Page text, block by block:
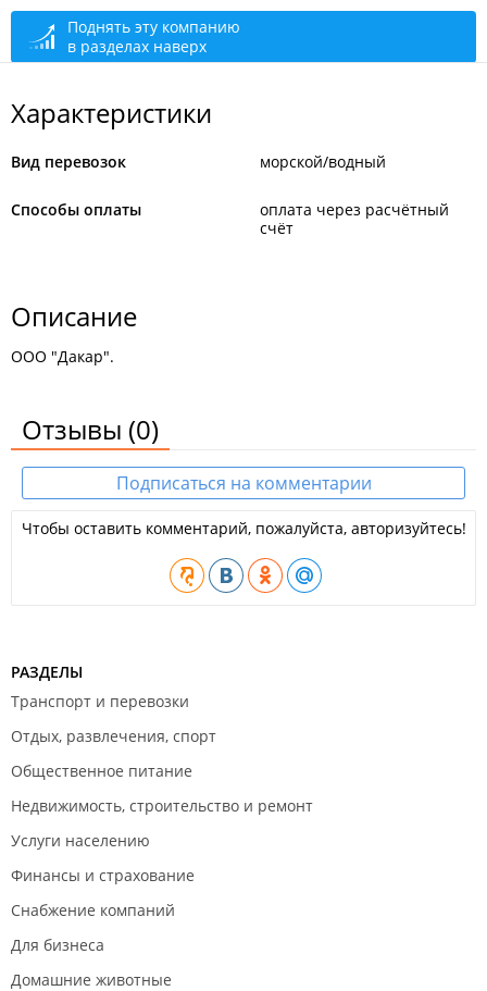
+7 (423) 272-11-22
круглосуточно
Поднять эту компанию
в разделах наверх
Характеристики
Вид перевозок морской/водный
Способы оплаты
оплата через расчётный
счёт
Описание
ООО "Дакар".
Отзывы (0)
Подписаться на комментарии
Чтобы оставить комментарий, пожалуйста, авторизуйтесь!
РАЗДЕЛЫ
Транспорт и перевозки
Отдых, развлечения, спорт
Общественное питание
Недвижимость, строительство и ремонт
Услуги населению
Финансы и страхование
Снабжение компаний
Для бизнеса
Домашние животные